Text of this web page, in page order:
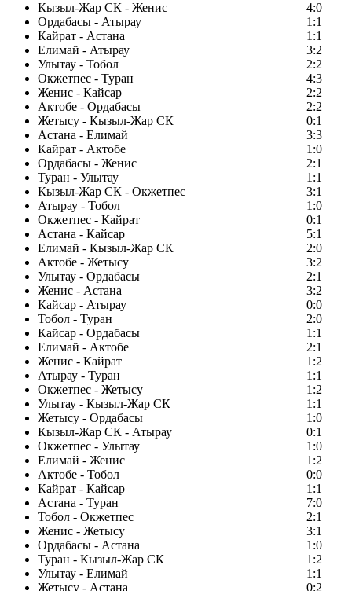
Кызыл-Жар СК - Женис
4:0
Ордабасы - Атырау
1:1
Кайрат - Астана
1:1
Елимай - Атырау
3:2
Улытау - Тобол
2:2
Окжетпес - Туран
4:3
Женис - Кайсар
2:2
Актобе - Ордабасы
2:2
Жетысу - Кызыл-Жар СК
0:1
Астана - Елимай
3:3
Кайрат - Актобе
1:0
Ордабасы - Женис
2:1
Туран - Улытау
1:1
Кызыл-Жар СК - Окжетпес
3:1
Атырау - Тобол
1:0
Окжетпес - Кайрат
0:1
Астана - Кайсар
5:1
Елимай - Кызыл-Жар СК
2:0
Актобе - Жетысу
3:2
Улытау - Ордабасы
2:1
Женис - Астана
3:2
Кайсар - Атырау
0:0
Тобол - Туран
2:0
Кайсар - Ордабасы
1:1
Елимай - Актобе
2:1
Женис - Кайрат
1:2
Атырау - Туран
1:1
Окжетпес - Жетысу
1:2
Улытау - Кызыл-Жар СК
1:1
Жетысу - Ордабасы
1:0
Кызыл-Жар СК - Атырау
0:1
Окжетпес - Улытау
1:0
Елимай - Женис
1:2
Актобе - Тобол
0:0
Кайрат - Кайсар
1:1
Астана - Туран
7:0
Тобол - Окжетпес
2:1
Женис - Жетысу
3:1
Ордабасы - Астана
1:0
Туран - Кызыл-Жар СК
1:2
Улытау - Елимай
1:1
Жетысу - Астана
0:2